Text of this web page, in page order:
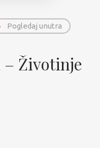
Pogledaj unutra
– Životinje